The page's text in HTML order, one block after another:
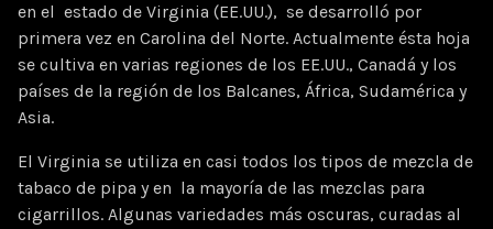
en el estado de Virginia (EE.UU.), se desarrolló por
primera vez en Carolina del Norte. Actualmente ésta hoja
se cultiva en varias regiones de los EE.UU., Canadá y los
países de la región de los Balcanes, África, Sudamérica y
Asia.
El Virginia se utiliza en casi todos los tipos de mezcla de
tabaco de pipa y en la mayoría de las mezclas para
cigarrillos. Algunas variedades más oscuras, curadas al